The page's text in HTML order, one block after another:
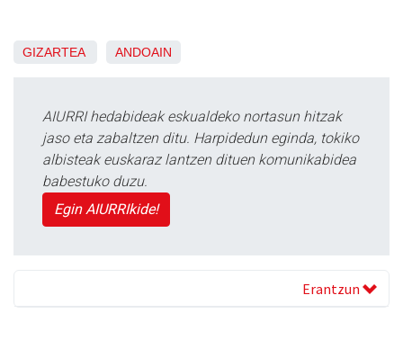
GIZARTEA ANDOAIN
AIURRI hedabideak eskualdeko nortasun hitzak
jaso eta zabaltzen ditu. Harpidedun eginda, tokiko
albisteak euskaraz lantzen dituen komunikabidea
babestuko duzu.
Egin AIURRIkide!
Erantzun